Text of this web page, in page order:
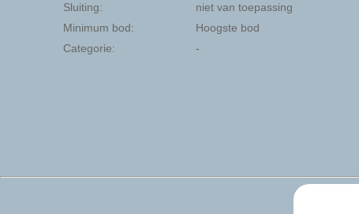
Sluiting:
niet van toepassing
Minimum bod:
Hoogste bod
Categorie:
-